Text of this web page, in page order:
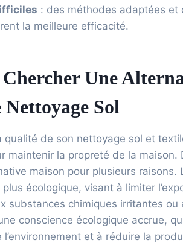
: des méthodes adaptées et
la meilleure efficacité.
Une
Sol
de son nettoyage sol et
maintenir la propreté de la maison.
maison pour plusieurs raisons.
écologique, visant à limiter
substances chimiques irritantes ou
conscience écologique accrue,
et à réduire la